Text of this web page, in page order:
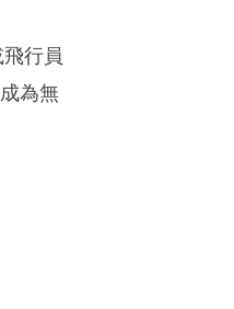
行員
為無